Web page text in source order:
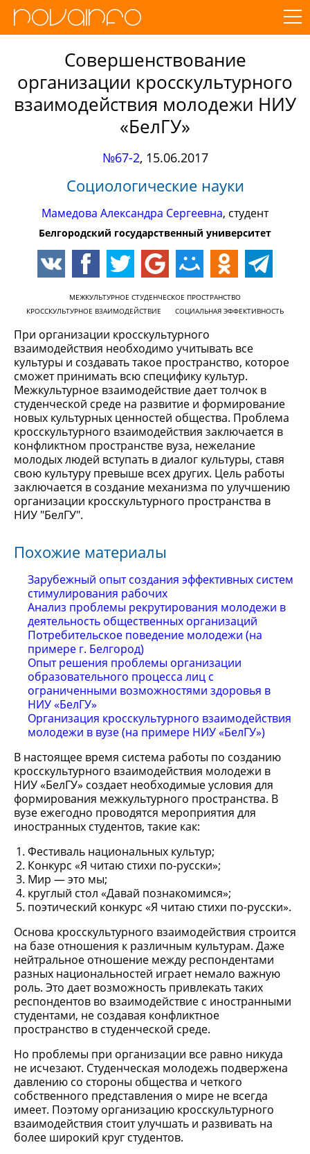
Совершенствование
организации кросскультурного
взаимодействия молодежи НИУ
«БелГУ»
№67-2, 15.06.2017
Социологические науки
Мамедова Александра Сергеевна, студент
Белгородский государственный университет
МЕЖКУЛЬТУРНОЕ СТУДЕНЧЕСКОЕ ПРОСТРАНСТВО
КРОССКУЛЬТУРНОЕ ВЗАИМОДЕЙСТВИЕ
СОЦИАЛЬНАЯ ЭФФЕКТИВНОСТЬ
При организации кросскультурного
взаимодействия необходимо учитывать все
культуры и создавать такое пространство, которое
сможет принимать всю специфику культур.
Межкультурное взаимодействие дает толчок в
студенческой среде на развитие и формирование
новых культурных ценностей общества. Проблема
кросскультурного взаимодействия заключается в
конфликтном пространстве вуза, нежелание
молодых людей вступать в диалог культуры, ставя
свою культуру превыше всех других. Цель работы
заключается в создание механизма по улучшению
организации кросскультурного пространства в
НИУ "БелГУ".
Похожие материалы
Зарубежный опыт создания эффективных систем
стимулирования рабочих
Анализ проблемы рекрутирования молодежи в
деятельность общественных организаций
Потребительское поведение молодежи (на
примере г. Белгород)
Опыт решения проблемы организации
образовательного процесса лиц с
ограниченными возможностями здоровья в
НИУ «БелГУ»
Организация кросскультурного взаимодействия
молодежи в вузе (на примере НИУ «БелГУ»)
В настоящее время система работы по созданию
кросскультурного взаимодействия молодежи в
НИУ «БелГУ» создает необходимые условия для
формирования межкультурного пространства. В
вузе ежегодно проводятся мероприятия для
иностранных студентов, такие как:
Фестиваль национальных культур;
Конкурс «Я читаю стихи по-русски»;
Мир — это мы;
круглый стол «Давай познакомимся»;
поэтический конкурс «Я читаю стихи по-русски».
Основа кросскультурного взаимодействия строится
на базе отношения к различным культурам. Даже
нейтральное отношение между респондентами
разных национальностей играет немало важную
роль. Это дает возможность привлекать таких
респондентов во взаимодействие с иностранными
студентами, не создавая конфликтное
пространство в студенческой среде.
Но проблемы при организации все равно никуда
не исчезают. Студенческая молодежь подвержена
давлению со стороны общества и четкого
собственного представления о мире не всегда
имеет. Поэтому организацию кросскультурного
взаимодействия стоит улучшать и развивать на
более широкий круг студентов.